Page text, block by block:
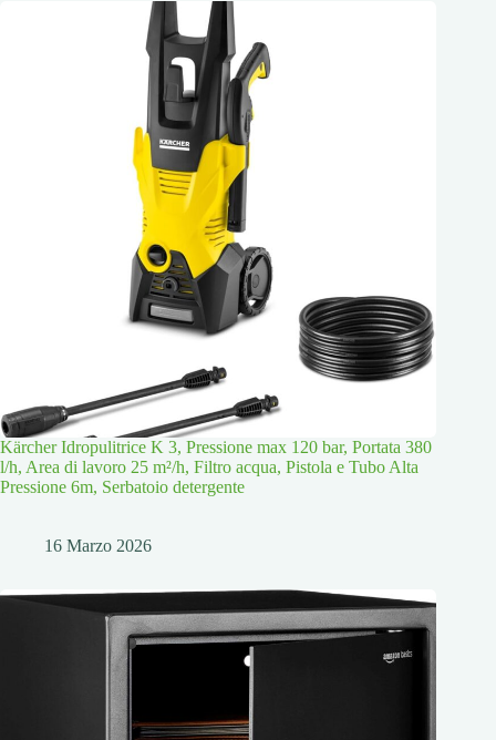
Kärcher Idropulitrice K 3, Pressione max 120 bar, Portata 380
l/h, Area di lavoro 25 m²/h, Filtro acqua, Pistola e Tubo Alta
Pressione 6m, Serbatoio detergente
16 Marzo 2026